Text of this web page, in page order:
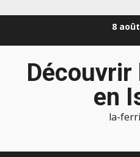
8
en
la-